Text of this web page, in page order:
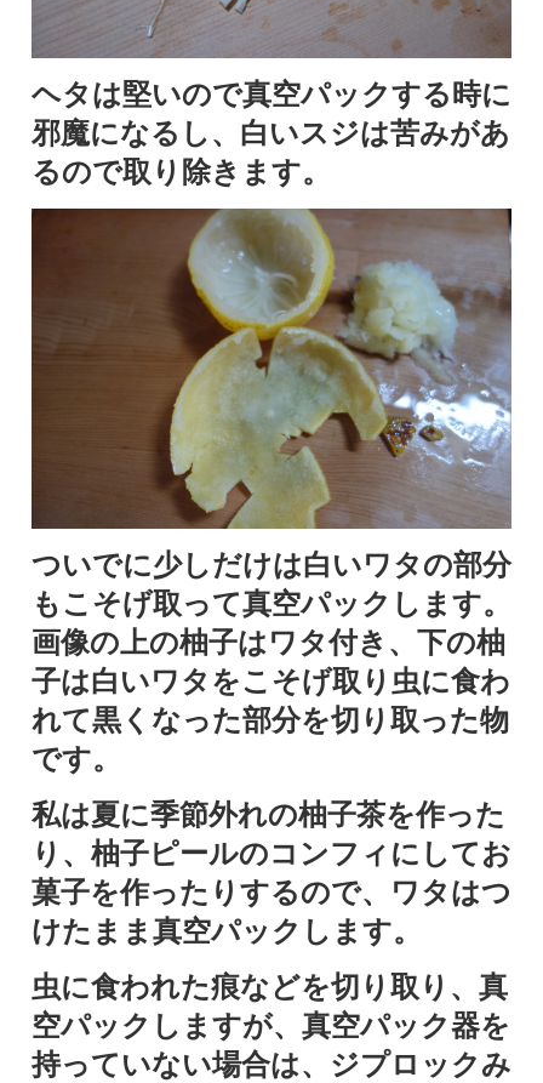
ヘタは堅いので真空パックする時に
邪魔になるし、白いスジは苦みがあ
るので取り除きます。
ついでに少しだけは白いワタの部分
もこそげ取って真空パックします。
画像の上の柚子はワタ付き、下の柚
子は白いワタをこそげ取り虫に食わ
れて黒くなった部分を切り取った物
です。
私は夏に季節外れの柚子茶を作った
り、柚子ピールのコンフィにしてお
菓子を作ったりするので、ワタはつ
けたまま真空パックします。
虫に食われた痕などを切り取り、真
空パックしますが、真空パック器を
持っていない場合は、ジプロックみ